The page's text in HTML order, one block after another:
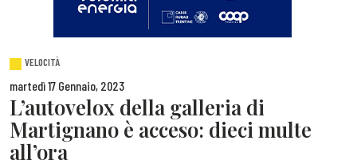
VELOCITÀ
martedì 17 Gennaio, 2023
L’autovelox della galleria di
Martignano è acceso: dieci multe
all’ora